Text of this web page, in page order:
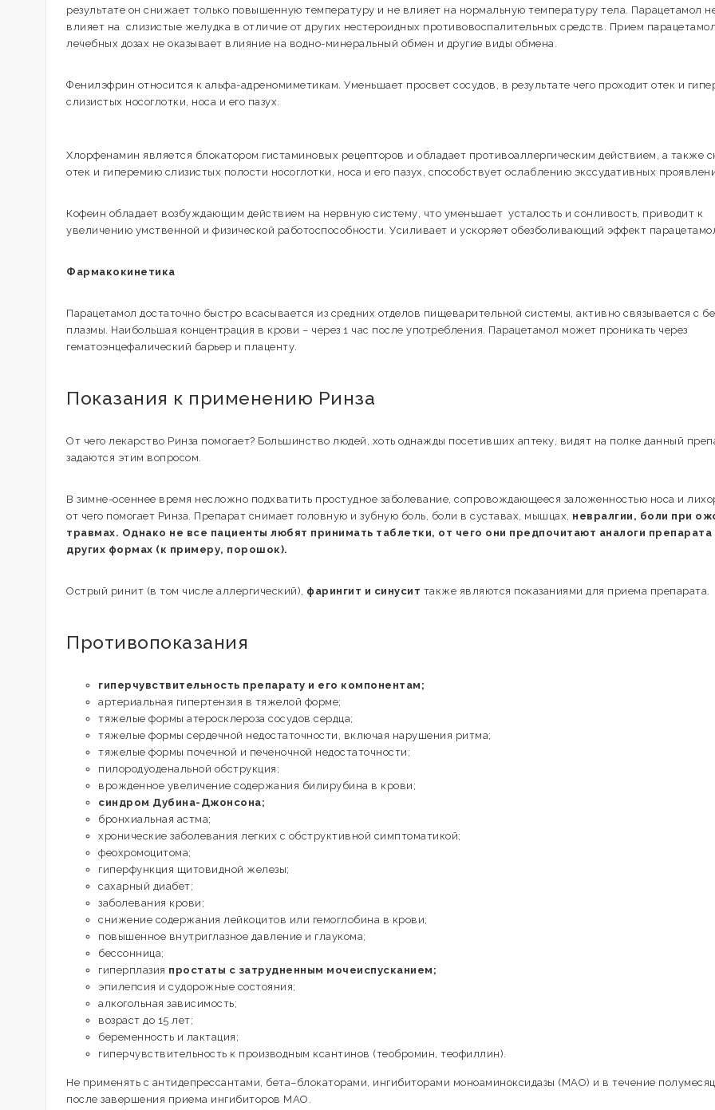
результате он снижает только повышенную температуру и не влияет на нормальную температуру тела. Парацетамол
влияет на слизистые желудка в отличие от других нестероидных противовоспалительных средств. Прием
лечебных дозах не оказывает влияние на водно-минеральный обмен и другие виды обмена.
Фенилэфрин относится к альфа-адреномиметикам. Уменьшает просвет сосудов, в результате чего проходит отек и
слизистых носоглотки, носа и его пазух.
Хлорфенамин является блокатором гистаминовых рецепторов и обладает противоаллергическим действием, а также
отек и гиперемию слизистых полости носоглотки, носа и его пазух, способствует ослаблению экссудативных
Кофеин обладает возбуждающим действием на нервную систему, что уменьшает усталость и сонливость, приводит к
увеличению умственной и физической работоспособности. Усиливает и ускоряет обезболивающий эффект
Фармакокинетика
Парацетамол достаточно быстро всасывается из средних отделов пищеварительной системы, активно связывается с
плазмы. Наибольшая концентрация в крови – через 1 час после употребления. Парацетамол может проникать через
гематоэнцефалический барьер и плаценту.
Показания к применению Ринза
От чего лекарство Ринза помогает? Большинство людей, хоть однажды посетивших аптеку, видят на полке данный
задаются этим вопросом.
В зимне-осеннее время несложно подхватить простудное заболевание, сопровождающееся заложенностью носа и
от чего помогает Ринза. Препарат снимает головную и зубную боль, боли в суставах, мышцах, невралгии, боли при
травмах. Однако не все пациенты любят принимать таблетки, от чего они предпочитают аналоги препарата
других формах (к примеру, порошок).
Острый ринит (в том числе аллергический), фарингит и синусит также являются показаниями для приема препарата.
Противопоказания
гиперчувствительность препарату и его компонентам;
артериальная гипертензия в тяжелой форме;
тяжелые формы атеросклероза сосудов сердца;
тяжелые формы сердечной недостаточности, включая нарушения ритма;
тяжелые формы почечной и печеночной недостаточности;
пилородуоденальной обструкция;
врожденное увеличение содержания билирубина в крови;
синдром Дубина-Джонсона;
бронхиальная астма;
хронические заболевания легких с обструктивной симптоматикой;
феохромоцитома;
гиперфункция щитовидной железы;
сахарный диабет;
заболевания крови;
снижение содержания лейкоцитов или гемоглобина в крови;
повышенное внутриглазное давление и глаукома;
бессонница;
гиперплазия простаты с затрудненным мочеиспусканием;
эпилепсия и судорожные состояния;
алкогольная зависимость;
возраст до 15 лет;
беременность и лактация;
гиперчувствительность к производным ксантинов (теобромин, теофиллин).
Не применять с антидепрессантами, бета–блокаторами, ингибиторами моноаминоксидазы (МАО) и в течение
после завершения приема ингибиторов МАО.